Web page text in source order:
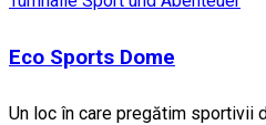
Eco Sports Dome
Un loc în care pregătim sportivii